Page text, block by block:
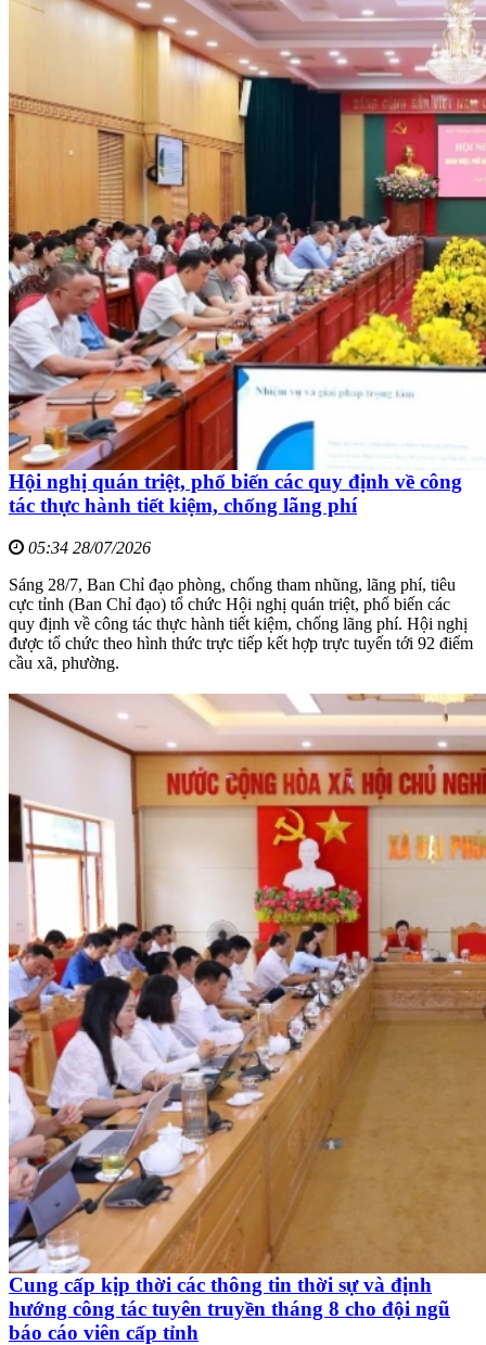
Hội nghị quán triệt, phổ biến các quy định về công
tác thực hành tiết kiệm, chống lãng phí
05:34 28/07/2026
Sáng 28/7, Ban Chỉ đạo phòng, chống tham nhũng, lãng phí, tiêu
cực tỉnh (Ban Chỉ đạo) tổ chức Hội nghị quán triệt, phổ biến các
quy định về công tác thực hành tiết kiệm, chống lãng phí. Hội nghị
được tổ chức theo hình thức trực tiếp kết hợp trực tuyến tới 92 điểm
cầu xã, phường.
Cung cấp kịp thời các thông tin thời sự và định
hướng công tác tuyên truyền tháng 8 cho đội ngũ
báo cáo viên cấp tỉnh